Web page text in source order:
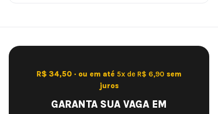
R$ 34,50 · ou em até 5x de R$ 6,90 sem
juros
GARANTA SUA VAGA EM